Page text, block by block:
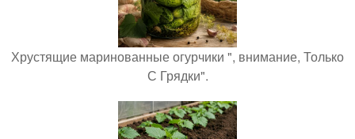
Хрустящие маринованные огурчики ", внимание, Только
С Грядки".